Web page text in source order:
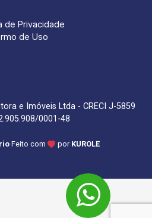
de Privacidade
de Uso
e Imóveis Ltda - CRECI J-5859
0001-48
Feito com por KUROLE